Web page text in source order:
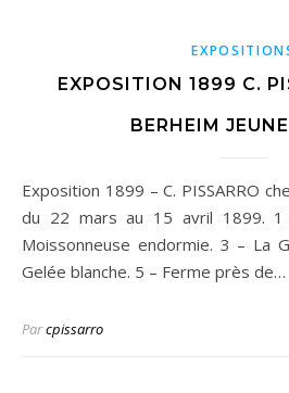
EXPOSITION 1899 C.
BERHEIM
Exposition 1899 – C. PISSARRO chez Berheim Jeune & Fils,
du 22 mars au 15 avril 1899.
Moissonneuse endormie. 3 – La
Gelée blanche. 5 – Ferme près de…
Parcpissarro